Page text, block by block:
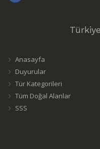
Anasayfa
Duyurular
Tür Kategorileri
Tüm Doğal Alanlar
SSS